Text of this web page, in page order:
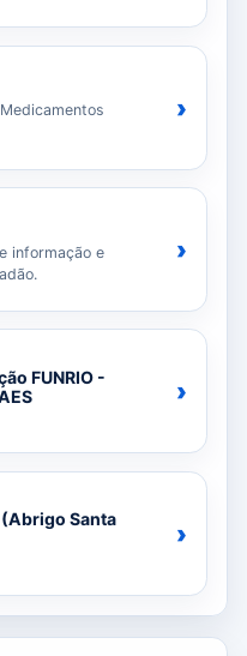
›
informação e
›
FUNRIO -
›
Santa
›